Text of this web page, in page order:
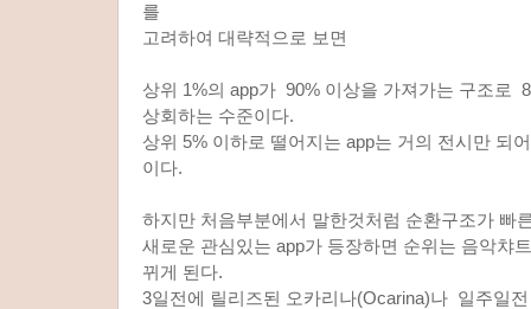
를
고려하여 대략적으로 보면
상위 1%의 app가 90% 이상을 가져가는 구조로
상회하는 수준이다.
상위 5% 이하로 떨어지는 app는 거의 전시만 되
이다.
하지만 처음부분에서 말한것처럼 순환구조가 빠
새로운 관심있는 app가 등장하면 순위는 음악챠
뀌게 된다.
3일전에 릴리즈된 오카리나(Ocarina)나 일주일